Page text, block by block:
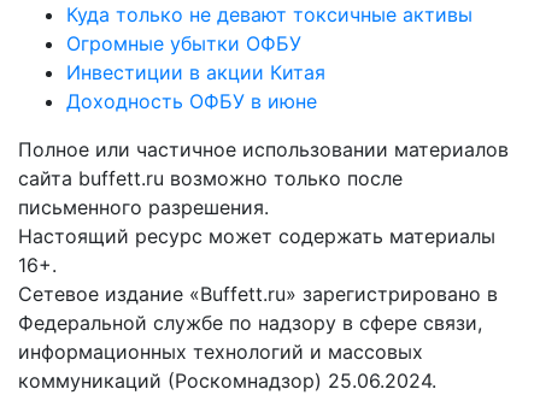
Куда только не девают токсичные активы
Огромные убытки ОФБУ
Инвестиции в акции Китая
Доходность ОФБУ в июне
Полное или частичное использовании материалов
сайта buffett.ru возможно только после
письменного разрешения.
Настоящий ресурс может содержать материалы
16+.
Сетевое издание «Buffett.ru» зарегистрировано в
Федеральной службе по надзору в сфере связи,
информационных технологий и массовых
коммуникаций (Роскомнадзор) 25.06.2024.